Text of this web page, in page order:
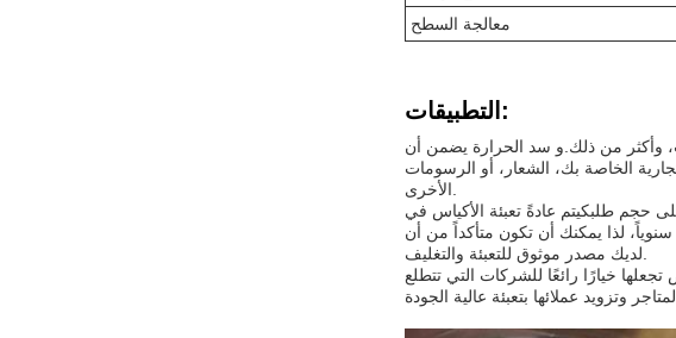
معالجة السطح
التطبيقات:
وأكثر من ذلك.و سد الحرارة يضمن أن
الخاصة بك، الشعار، أو الرسومات
حجم طلبكيتم عادةً تعبئة الأكياس في
في صناديق من 100 إلى 3000 قطعة.و شروط الدفع هي دفعة مقدمة بنسبة 30% قبل الشحنقدرة الإمداد هي 100000000 قطعة سنوياً، لذا يمكنك أن تكون متأكداً من أن
خيارًا رائعًا للشركات التي تتطلع